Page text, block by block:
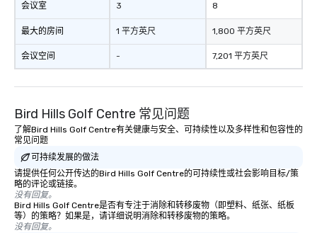
会议室
最大的房间
会议空间
3
1 平方英尺
-
8
1,800 平方英尺
7,201 平方英尺
Bird Hills Golf Centre 常见问题
了解Bird Hills Golf Centre有关健康与安全、可持续性以及多样性和包容性的
常见问题
可持续发展的做法
请提供任何公开传达的Bird Hills Golf Centre的可持续性或社会影响目标/策
略的评论或链接。
没有回复。
Bird Hills Golf Centre是否有专注于消除和转移废物（即塑料、纸张、纸板
等）的策略？如果是，请详细说明消除和转移废物的策略。
没有回复。